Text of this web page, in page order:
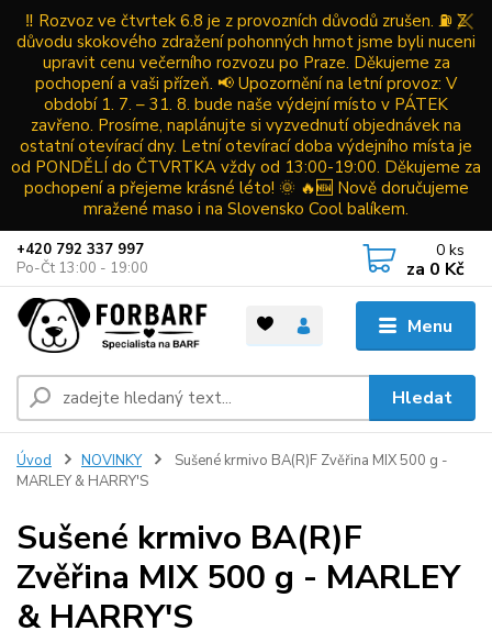
‼️ Rozvoz ve čtvrtek 6.8 je z provozních důvodů zrušen. ⛽ Z
důvodu skokového zdražení pohonných hmot jsme byli nuceni
upravit cenu večerního rozvozu po Praze. Děkujeme za
pochopení a vaši přízeň. 📢 Upozornění na letní provoz: V
období 1. 7. – 31. 8. bude naše výdejní místo v PÁTEK
zavřeno. Prosíme, naplánujte si vyzvednutí objednávek na
ostatní otevírací dny. Letní otevírací doba výdejního místa je
od PONDĚLÍ do ČTVRTKA vždy od 13:00-19:00. Děkujeme za
pochopení a přejeme krásné léto! 🌞 🔥🆕 Nově doručujeme
mražené maso i na Slovensko Cool balíkem.
Menu
Hledat
+420 792 337 997
Po-Čt 13:00 - 19:00
0 ks
za 0 Kč
Úvod NOVINKY
Sušené krmivo BA(R)F Zvěřina MIX 500 g -
MARLEY & HARRY'S
Sušené krmivo BA(R)F
Zvěřina MIX 500 g - MARLEY
& HARRY'S